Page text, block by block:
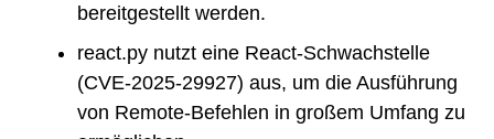
bereitgestellt werden.
react.py nutzt eine React-Schwachstelle
(CVE-2025-29927) aus, um die Ausführung
von Remote-Befehlen in großem Umfang zu